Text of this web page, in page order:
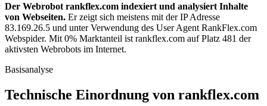
Der Webrobot rankflex.com indexiert und analysiert Inhalte
von Webseiten. Er zeigt sich meistens mit der IP Adresse
83.169.26.5 und unter Verwendung des User Agent RankFlex.com
Webspider. Mit 0% Marktanteil ist rankflex.com auf Platz 481 der
aktivsten Webrobots im Internet.
Basisanalyse
Technische Einordnung von rankflex.com